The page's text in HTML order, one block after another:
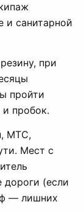
и санитарной
при
пройти
пробок.
МТС,
Мест с
дороги (если
— лишних